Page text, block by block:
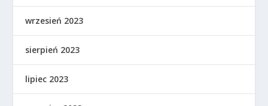
wrzesień 2023
sierpień 2023
lipiec 2023